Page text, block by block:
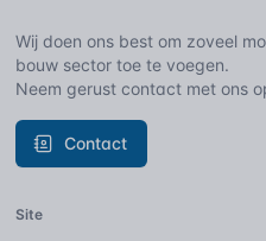
Wij doen ons best om zoveel
bouw sector toe te voegen.
Neem gerust contact met ons
Contact
Site